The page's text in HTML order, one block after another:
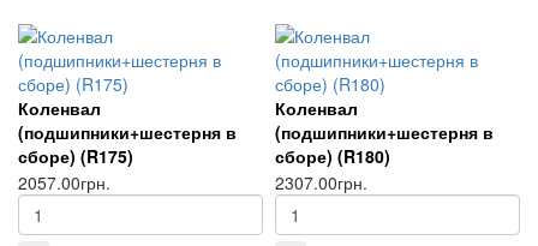
Коленвал
(подшипники+шестерня в
сборе) (R175)
2057.00грн.
Коленвал
(подшипники+шестерня в
сборе) (R180)
2307.00грн.